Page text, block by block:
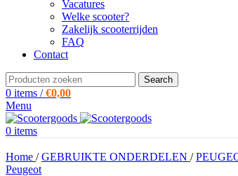
Vacatures
Welke scooter?
Zakelijk scooterrijden
FAQ
Contact
Search
0 items / €0,00
Menu
0 items
Home / GEBRUIKTE ONDERDELEN /
Peugeot